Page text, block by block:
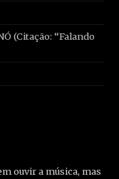
(Citação: “Falando
ouvir a música, mas